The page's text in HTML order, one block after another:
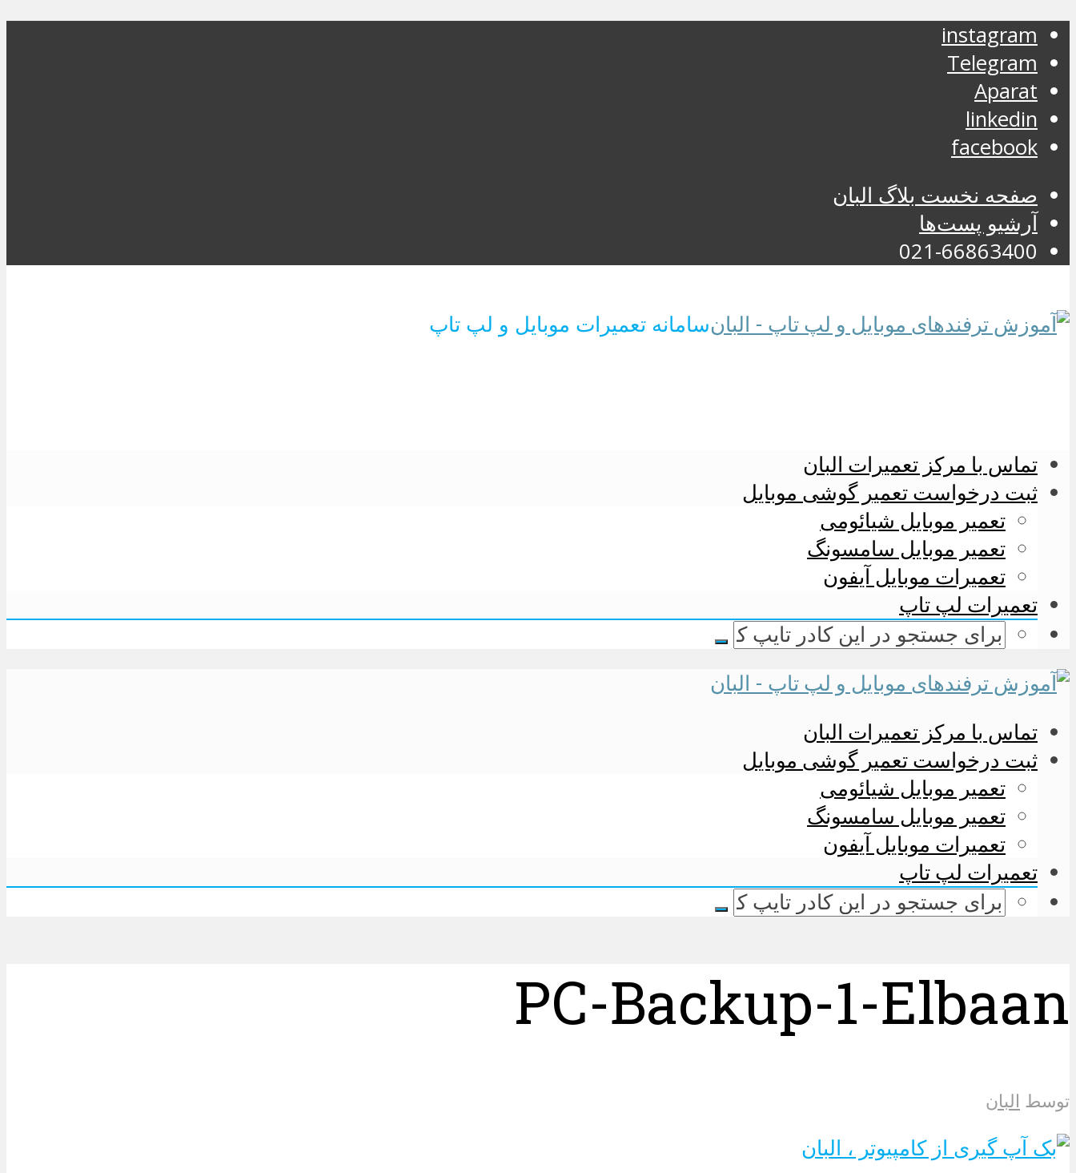
instagram
Telegram
Aparat
linkedin
facebook
صفحه نخست بلاگ البان
آرشیو پست‌ها
021-66863400
سامانه تعمیرات موبایل و لپ تاپ
تماس با مرکز تعمیرات البان
ثبت درخواست تعمیر گوشی موبایل
تعمیر موبایل شیائومی
تعمیر موبایل سامسونگ
تعمیرات موبایل آیفون
تعمیرات لپ تاپ
تماس با مرکز تعمیرات البان
ثبت درخواست تعمیر گوشی موبایل
تعمیر موبایل شیائومی
تعمیر موبایل سامسونگ
تعمیرات موبایل آیفون
تعمیرات لپ تاپ
PC-Backup-1-Elbaan
توسط البان